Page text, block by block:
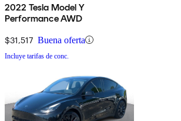
2022 Tesla Model Y
Performance AWD
$31,517 Buena oferta
Incluye tarifas de conc.